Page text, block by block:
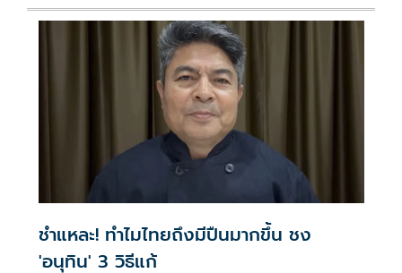
ชำแหละ! ทำไมไทยถึงมีปืนมากขึ้น ชง
'อนุทิน' 3 วิธีแก้